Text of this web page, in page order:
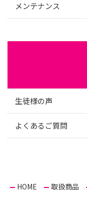
メンテナンス
生徒様の声
よくあるご質問
HOME 取扱商品